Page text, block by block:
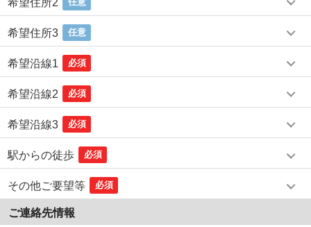
希望住所3 任意
希望沿線1 必須
希望沿線2 必須
希望沿線3 必須
駅からの徒歩 必須
その他ご要望等 必須
ご連絡先情報